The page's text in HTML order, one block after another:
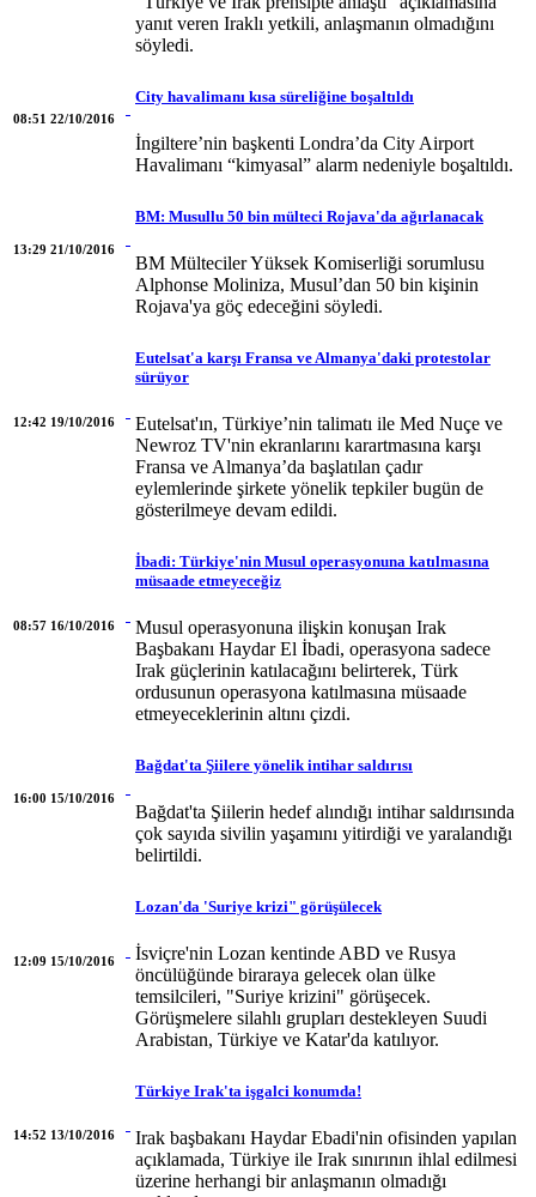
yanıt veren Iraklı yetkili, anlaşmanın olmadığını
söyledi.
08:51 22/10/2016
City havalimanı kısa süreliğine boşaltıldı
İngiltere’nin başkenti Londra’da City Airport
Havalimanı “kimyasal” alarm nedeniyle boşaltıldı.
13:29 21/10/2016
BM: Musullu 50 bin mülteci Rojava'da ağırlanacak
BM Mülteciler Yüksek Komiserliği sorumlusu
Alphonse Moliniza, Musul’dan 50 bin kişinin
Rojava'ya göç edeceğini söyledi.
12:42 19/10/2016
Eutelsat'a karşı Fransa ve Almanya'daki protestolar
sürüyor
Eutelsat'ın, Türkiye’nin talimatı ile Med Nuçe ve
Newroz TV'nin ekranlarını karartmasına karşı
Fransa ve Almanya’da başlatılan çadır
eylemlerinde şirkete yönelik tepkiler bugün de
gösterilmeye devam edildi.
08:57 16/10/2016
İbadi: Türkiye'nin Musul operasyonuna katılmasına
müsaade etmeyeceğiz
Musul operasyonuna ilişkin konuşan Irak
Başbakanı Haydar El İbadi, operasyona sadece
Irak güçlerinin katılacağını belirterek, Türk
ordusunun operasyona katılmasına müsaade
etmeyeceklerinin altını çizdi.
16:00 15/10/2016
Bağdat'ta Şiilere yönelik intihar saldırısı
Bağdat'ta Şiilerin hedef alındığı intihar saldırısında
çok sayıda sivilin yaşamını yitirdiği ve yaralandığı
belirtildi.
12:09 15/10/2016
Lozan'da 'Suriye krizi" görüşülecek
İsviçre'nin Lozan kentinde ABD ve Rusya
öncülüğünde biraraya gelecek olan ülke
temsilcileri, "Suriye krizini" görüşecek.
Görüşmelere silahlı grupları destekleyen Suudi
Arabistan, Türkiye ve Katar'da katılıyor.
14:52 13/10/2016
Türkiye Irak'ta işgalci konumda!
Irak başbakanı Haydar Ebadi'nin ofisinden yapılan
açıklamada, Türkiye ile Irak sınırının ihlal edilmesi
üzerine herhangi bir anlaşmanın olmadığı